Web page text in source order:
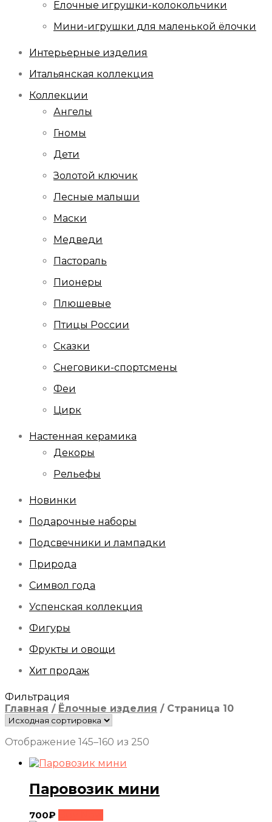
Ёлочные игрушки-колокольчики
Мини-игрушки для маленькой ёлочки
Интерьерные изделия
Итальянская коллекция
Коллекции
Ангелы
Гномы
Дети
Золотой ключик
Лесные малыши
Маски
Медведи
Пастораль
Пионеры
Плюшевые
Птицы России
Сказки
Снеговики-спортсмены
Феи
Цирк
Настенная керамика
Декоры
Рельефы
Новинки
Подарочные наборы
Подсвечники и лампадки
Природа
Символ года
Успенская коллекция
Фигуры
Фрукты и овощи
Хит продаж
Фильтрация
Главная / Ёлочные изделия /Страница 10
Отображение 145–160 из 250
Паровозик мини
700₽